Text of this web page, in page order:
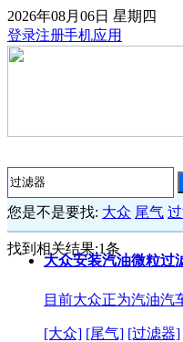
2026年08月06日 星期四
登录注册手机应用
您是不是要找: 大众 尾气
找到相关结果:1条
大众安装汽油微粒过
目前大众正为汽油汽
[大众] [尾气] [过滤器]